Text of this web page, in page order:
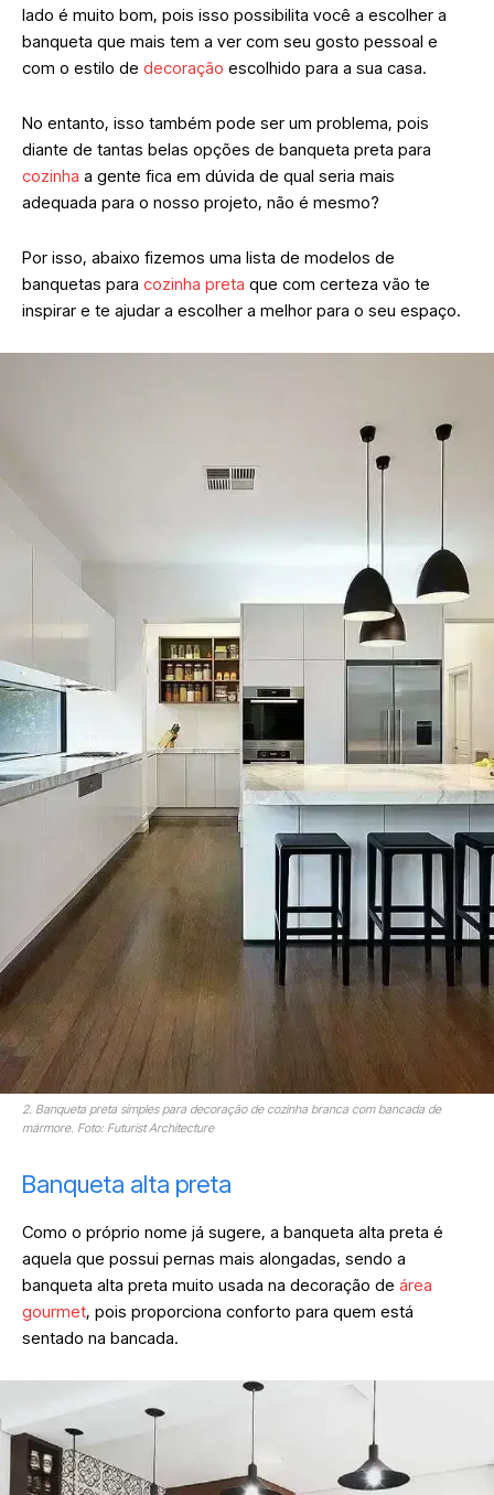
lado é muito bom, pois isso possibilita você a escolher a
banqueta que mais tem a ver com seu gosto pessoal e
com o estilo de decoração escolhido para a sua casa.
No entanto, isso também pode ser um problema, pois
diante de tantas belas opções de banqueta preta para
cozinha a gente fica em dúvida de qual seria mais
adequada para o nosso projeto, não é mesmo?
Por isso, abaixo fizemos uma lista de modelos de
banquetas para cozinha preta que com certeza vão te
inspirar e te ajudar a escolher a melhor para o seu espaço.
2. Banqueta preta simples para decoração de cozinha branca com bancada de
mármore. Foto: Futurist Architecture
Banqueta alta preta
Como o próprio nome já sugere, a banqueta alta preta é
aquela que possui pernas mais alongadas, sendo a
banqueta alta preta muito usada na decoração de área
gourmet, pois proporciona conforto para quem está
sentado na bancada.